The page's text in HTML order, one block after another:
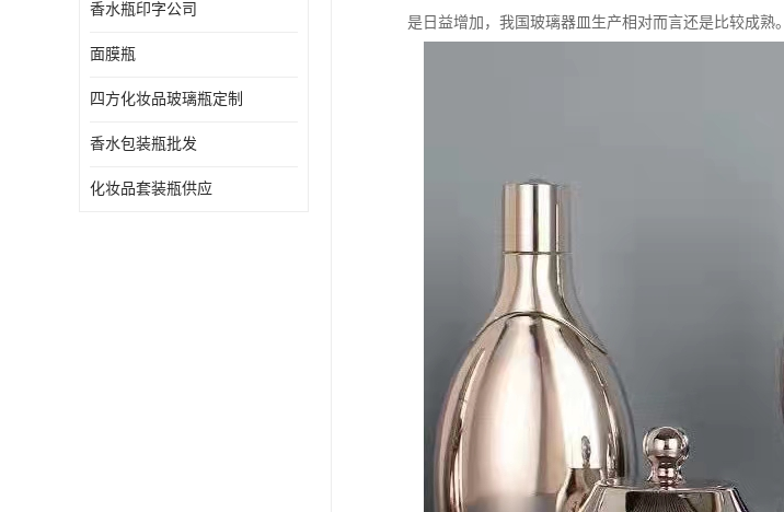
香水瓶印字公司
面膜瓶
四方化妆品玻璃瓶定制
香水包装瓶批发
化妆品套装瓶供应
是日益增加，我国玻璃器皿生产相对而言还是比较成熟。